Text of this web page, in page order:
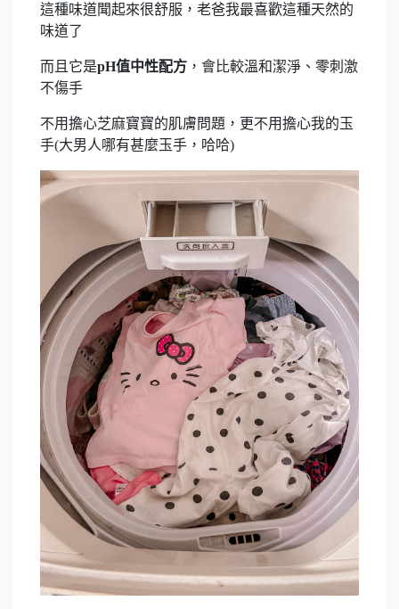
這種味道聞起來很舒服，老爸我最喜歡這種天然的
味道了
而且它是pH值中性配方 ，會比較溫和潔淨、零刺激
不傷手
不用擔心芝麻寶寶的肌膚問題，更不用擔心我的玉
手(大男人哪有甚麼玉手，哈哈)